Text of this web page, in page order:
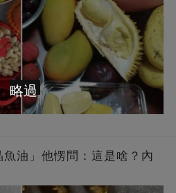
油」他愣問：這是啥？內
略過